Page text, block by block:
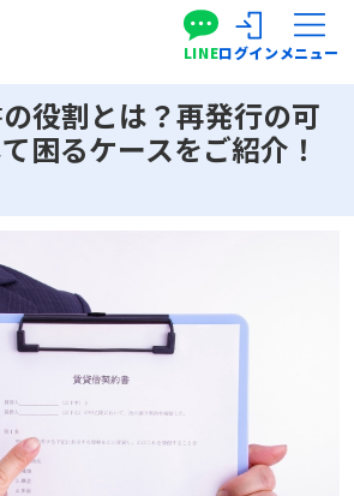
LINEログインメニュー
役割とは？再発行の可
困るケースをご紹介！